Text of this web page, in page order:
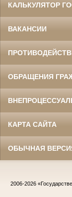
КАЛЬКУЛЯТОР
ВАКАНСИИ
ОБРАЩЕНИЯ
КАРТА САЙТА
ОБЫЧНАЯ
2006-2026